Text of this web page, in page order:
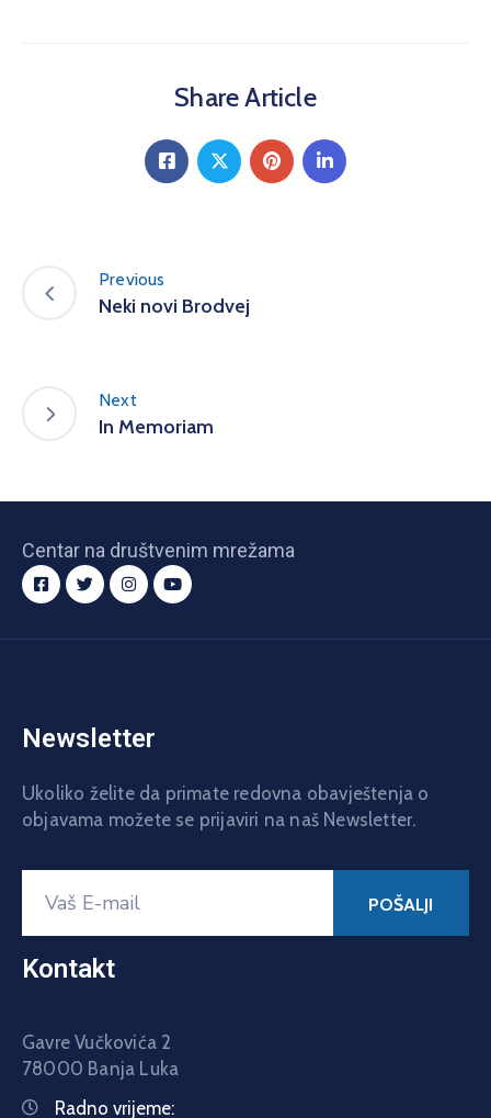
Share Article
Previous
Neki novi Brodvej
Next
In Memoriam
Centar na društvenim mrežama
Kontakt
Gavre Vučkovića 2
78000 Banja Luka
Radno vrijeme:
Newsletter
Ukoliko želite da primate redovna obavještenja o
objavama možete se prijaviri na naš Newsletter.